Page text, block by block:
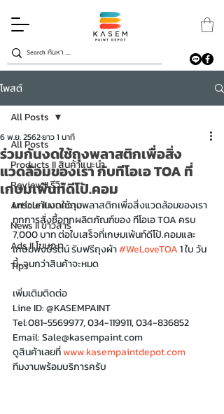
โพสต์
All Posts
Products II สินค้าแนะนำ
Review II รีวิว
Article II บทความ
News II ข่าวสาร
Ads II โฆษณา
Tips
All Posts
ร่วมกันงดใช้ถุงพลาสติกเพื่อสิ่ง
แวดล้อมของเรา กับทีโอเอ TOA ที่
เกษมเพ้นท์ดีโป้.คอม
6 พ.ย. 2562ยาว 1 นาที
มาร่วมกันงดใช้ถุงพลาสติกเพื่อสิ่งแวดล้อมของเรา
ทุกการสั่งซื้อทุกผลิตภัณฑ์ของ ทีโอเอ TOA ครบ
7,000 บาท ต่อใบเสร็จที่เกษมเพ้นท์ดีโป้.คอมและ
เกษมพงษ์รัตน์ รับฟรีถุงผ้า #WeLoveTOA 1 ใบ วัน
นี้-จนกว่าสินค้าจะหมด
เพิ่มเติมติดต่อ
Line ID: @KASEMPAINT
Tel:081-5569977, 034-119911, 034-836852
Email: Sale@kasempaint.com
ดูสินค้าเลยที่ www.kasempaintdepot.com
ทีมงานพร้อมบริการครับ